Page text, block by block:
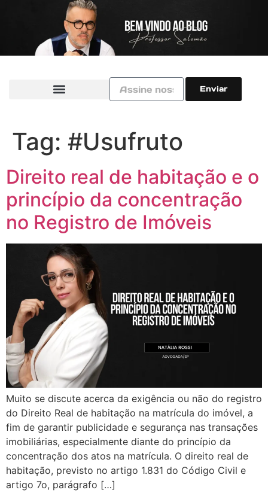
Enviar
Tag: #Usufruto
Direito real de habitação e o
princípio da concentração
no Registro de Imóveis
Muito se discute acerca da exigência ou não do registro
do Direito Real de habitação na matrícula do imóvel, a
fim de garantir publicidade e segurança nas transações
imobiliárias, especialmente diante do princípio da
concentração dos atos na matrícula. O direito real de
habitação, previsto no artigo 1.831 do Código Civil e
artigo 7o, parágrafo […]